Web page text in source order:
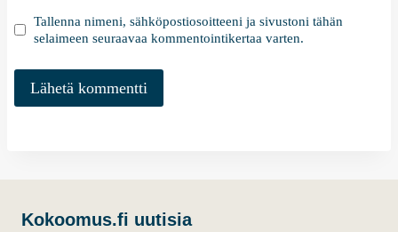
Tallenna nimeni, sähköpostiosoitteeni ja sivustoni tähän
selaimeen seuraavaa kommentointikertaa varten.
Kokoomus.fi uutisia